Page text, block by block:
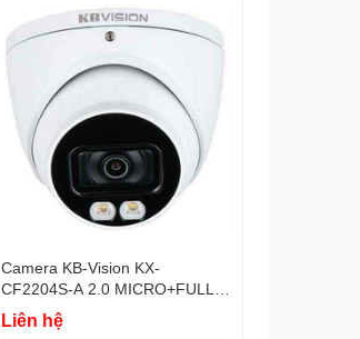
Camera KB-Vision KX-
CF2204S-A 2.0 MICRO+FULL
MÀU
Liên hệ